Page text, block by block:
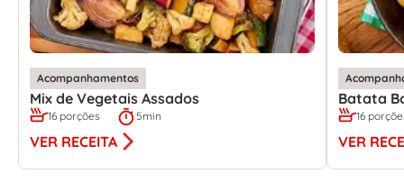
Acompanhamentos
Mix de Vegetais Assados
16 porções 5min
VER RECEITA
Batata
16
VER